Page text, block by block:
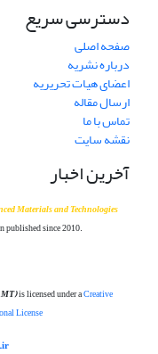
دسترسی سریع
صفحه اصلی
درباره نشریه
اعضای هیات تحریریه
ارسال مقاله
تماس با ما
نقشه سایت
آخرین اخبار
Materials and Technologies
published since 2010.
is licensed under aCreative
License